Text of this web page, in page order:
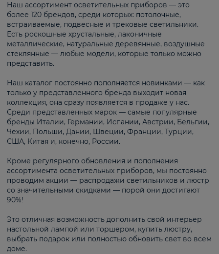
Наш ассортимент осветительных приборов — это
более 120 брендов, среди которых: потолочные,
встраиваемые, подвесные и трековые светильники.
Есть роскошные хрустальные, лаконичные
металлические, натуральные деревянные, воздушные
стеклянные — любые модели, которые только можно
представить.
Наш каталог постоянно пополняется новинками — как
только у представленного бренда выходит новая
коллекция, она сразу появляется в продаже у нас.
Среди представленных марок — самые популярные
бренды Италии, Германии, Испании, Австрии, Бельгии,
Чехии, Польши, Дании, Швеции, Франции, Турции,
США, Китая и, конечно, России.
Кроме регулярного обновления и пополнения
ассортимента осветительных приборов, мы постоянно
проводим акции — распродажи светильников и люстр
со значительными скидками — порой они достигают
90%!
Это отличная возможность дополнить свой интерьер
настольной лампой или торшером, купить люстру,
выбрать подарок или полностью обновить свет во всем
доме.